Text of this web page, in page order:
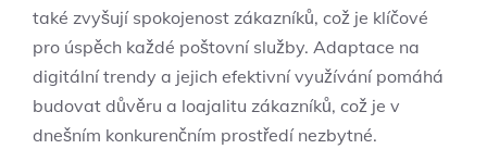
také zvyšují spokojenost zákazníků, což je klíčové
pro úspěch každé poštovní služby. Adaptace na
digitální trendy a jejich efektivní využívání pomáhá
budovat důvěru a loajalitu zákazníků, což je v
dnešním konkurenčním prostředí nezbytné.